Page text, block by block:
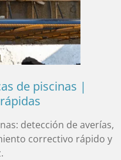
de piscinas |
detección de averías,
correctivo rápido y